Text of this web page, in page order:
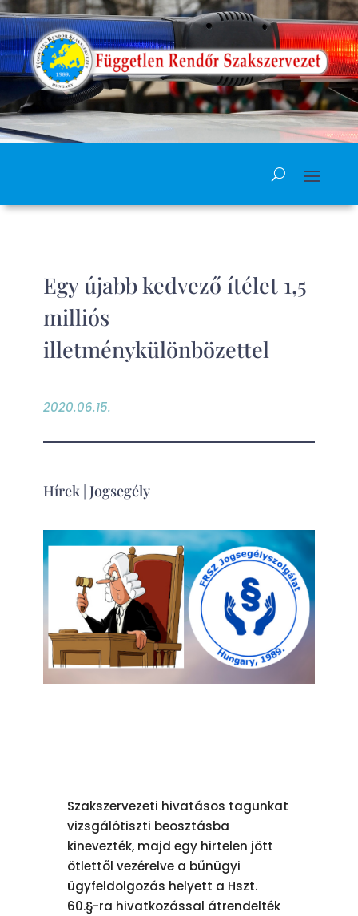
Egy újabb kedvező ítélet 1,5
milliós
illetménykülönbözettel
2020.06.15.
Hírek| Jogsegély
Szakszervezeti hivatásos tagunkat
vizsgálótiszti beosztásba
kinevezték, majd egy hirtelen jött
ötlettől vezérelve a bűnügyi
ügyfeldolgozás helyett a Hszt.
60.§-ra hivatkozással átrendelték